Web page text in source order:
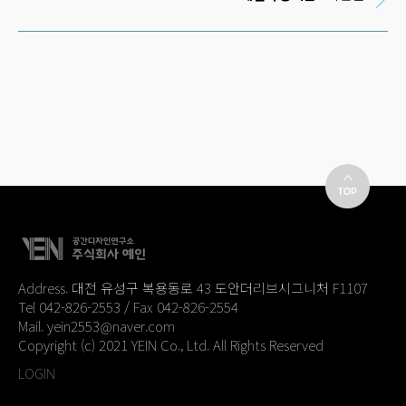
Address. 대전 유성구 복용동로 43 도안더리브시그니처 F1107
Tel 042-826-2553 / Fax 042-826-2554
Mail. yein2553@naver.com
Copyright (c) 2021 YEIN Co., Ltd. All Rights Reserved
LOGIN